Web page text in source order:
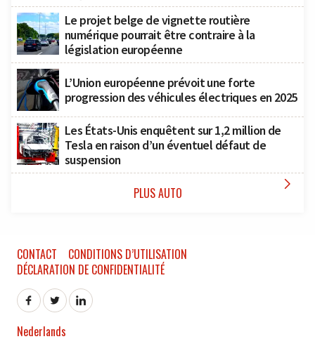
Le projet belge de vignette routière
numérique pourrait être contraire à la
législation européenne
L’Union européenne prévoit une forte
progression des véhicules électriques en 2025
Les États-Unis enquêtent sur 1,2 million de
Tesla en raison d’un éventuel défaut de
suspension
PLUS AUTO 
CONTACT
CONDITIONS D’UTILISATION
DÉCLARATION DE CONFIDENTIALITÉ
Nederlands